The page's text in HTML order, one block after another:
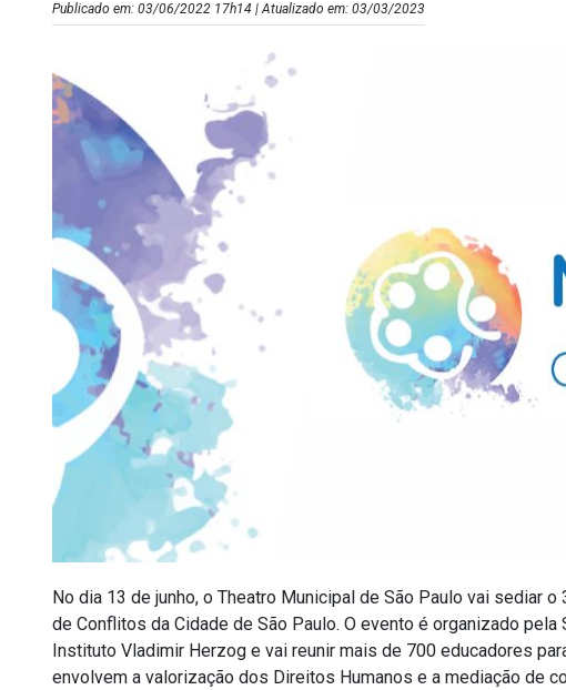
Publicado em: 03/06/2022 17h14 | Atualizado em: 03/03/2023
No dia 13 de junho, o Theatro Municipal de São Paulo vai sediar
de Conflitos da Cidade de São Paulo. O evento é organizado
Instituto Vladimir Herzog e vai reunir mais de 700 educadores
envolvem a valorização dos Direitos Humanos e a mediação de